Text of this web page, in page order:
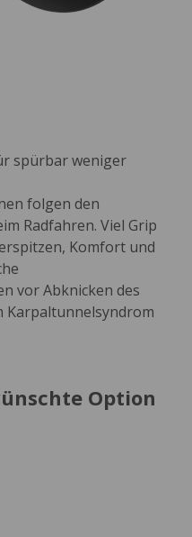
spürbar weniger
folgen den
Radfahren. Viel Grip
Komfort und
vor Abknicken des
Karpaltunnelsyndrom
Option